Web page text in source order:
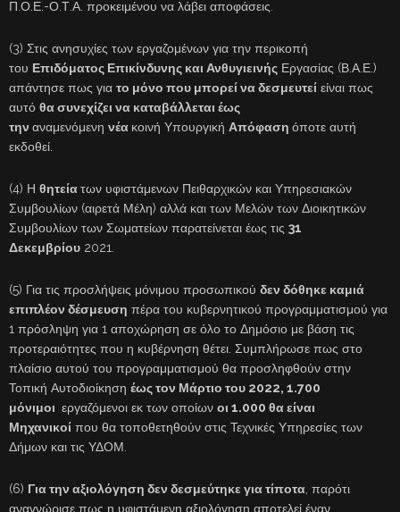
Π.Ο.Ε.-Ο.Τ.Α. προκειμένου να λάβει αποφάσεις.
(3) Στις ανησυχίες των εργαζομένων για την περικοπή
του Επιδόματος Επικίνδυνης και Ανθυγιεινής Εργασίας (Β.Α.Ε.)
απάντησε πως για το μόνο που μπορεί να δεσμευτεί είναι πως
αυτό θα συνεχίζει να καταβάλλεται έως
την αναμενόμενη νέα κοινή Υπουργική Απόφαση όποτε αυτή
εκδοθεί.
(4) Η θητείατων υφιστάμενων Πειθαρχικών και Υπηρεσιακών
Συμβουλίων (αιρετά Μέλη) αλλά και των Μελών των Διοικητικών
Συμβουλίων των Σωματείων παρατείνεται έως τις 31
Δεκεμβρίου 2021.
(5) Για τις προσλήψεις μόνιμου προσωπικού δεν δόθηκε καμιά
επιπλέον δέσμευση πέρα του κυβερνητικού προγραμματισμού για
1 πρόσληψη για 1 αποχώρηση σε όλο το Δημόσιο με βάση τις
προτεραιότητες που η κυβέρνηση θέτει. Συμπλήρωσε πως στο
πλαίσιο αυτού του προγραμματισμού θα προσληφθούν στην
Τοπική Αυτοδιοίκηση έως τον Μάρτιο του 2022, 1.700
μόνιμοι εργαζόμενοι εκ των οποίων οι 1.000 θα είναι
Μηχανικοί που θα τοποθετηθούν στις Τεχνικές Υπηρεσίες των
Δήμων και τις ΥΔΟΜ.
(6) Για την αξιολόγηση δεν δεσμεύτηκε για τίποτα , παρότι
αναγνώρισε πως η υφιστάμενη αξιολόγηση αποτελεί έναν